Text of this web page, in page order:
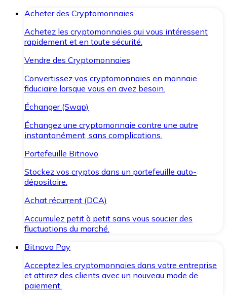
Acheter des Cryptomonnaies
Achetez les cryptomonnaies qui vous intéressent
rapidement et en toute sécurité.
Vendre des Cryptomonnaies
Convertissez vos cryptomonnaies en monnaie
fiduciaire lorsque vous en avez besoin.
Échanger (Swap)
Échangez une cryptomonnaie contre une autre
instantanément, sans complications.
Portefeuille Bitnovo
Stockez vos cryptos dans un portefeuille auto-
dépositaire.
Achat récurrent (DCA)
Accumulez petit à petit sans vous soucier des
fluctuations du marché.
Bitnovo Pay
Acceptez les cryptomonnaies dans votre entreprise
et attirez des clients avec un nouveau mode de
paiement.